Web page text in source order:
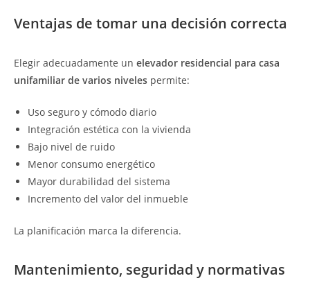
Ventajas de tomar una decisión correcta
Elegir adecuadamente un elevador residencial para casa
unifamiliar de varios niveles permite:
Uso seguro y cómodo diario
Integración estética con la vivienda
Bajo nivel de ruido
Menor consumo energético
Mayor durabilidad del sistema
Incremento del valor del inmueble
La planificación marca la diferencia.
Mantenimiento, seguridad y normativas